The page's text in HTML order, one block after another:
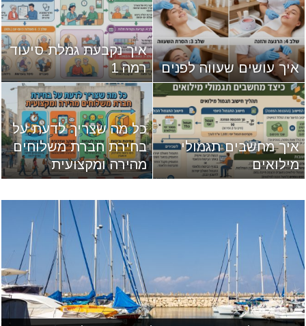
איך עושים שעווה לפנים
איך נקבעת גמלת סיעוד
רמה 1
איך מחשבים תגמולי
מילואים
כל מה שצריך לדעת על
בחירת חברת משלוחים
מהירה ומקצועית